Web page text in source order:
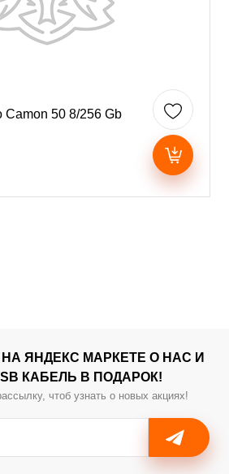
50 8/256 Gb
ЯНДЕКС МАРКЕТЕ О НАС И
КАБЕЛЬ В ПОДАРОК!
чтоб узнать о новых акциях!